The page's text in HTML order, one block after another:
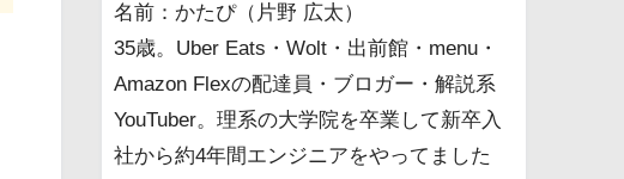
名前：かたぴ（片野 広太）
35歳。Uber Eats・Wolt・出前館・menu・
Amazon Flexの配達員・ブロガー・解説系
YouTuber。理系の大学院を卒業して新卒入
社から約4年間エンジニアをやってました